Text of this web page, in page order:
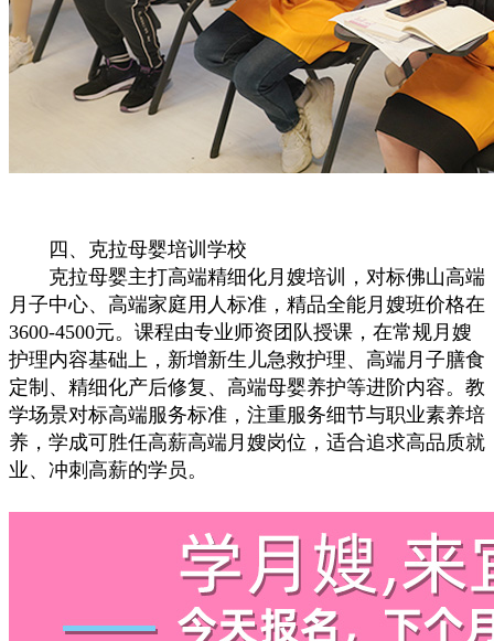
四、克拉母婴培训学校
克拉母婴主打高端精细化月嫂培训，对标佛山高端
月子中心、高端家庭用人标准，精品全能月嫂班价格在
3600-4500元。课程由专业师资团队授课，在常规月嫂
护理内容基础上，新增新生儿急救护理、高端月子膳食
定制、精细化产后修复、高端母婴养护等进阶内容。教
学场景对标高端服务标准，注重服务细节与职业素养培
养，学成可胜任高薪高端月嫂岗位，适合追求高品质就
业、冲刺高薪的学员。